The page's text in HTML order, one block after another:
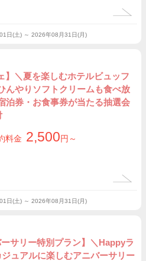
日(土) ～ 2026年08月31日(月)
】＼夏を楽しむホテルビュッフ
んやりソフトクリームも食べ放
券・お食事券が当たる抽選会
料金 2,500円～
日(土) ～ 2026年08月31日(月)
サリー特別プラン】＼Happyラ
ュアルに楽しむアニバーサリー